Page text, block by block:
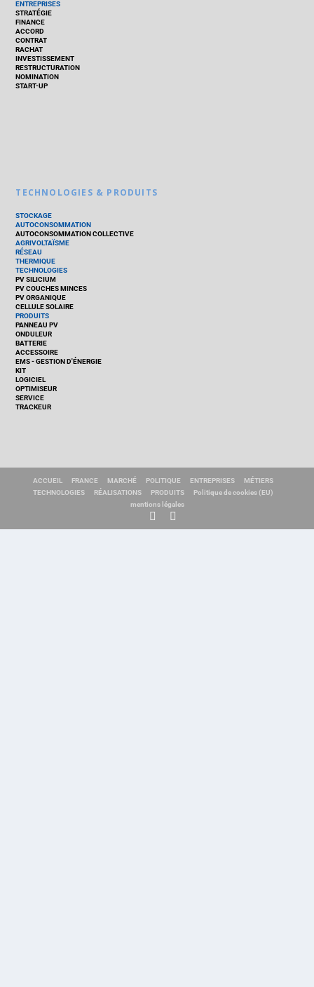
ENTREPRISES
STRATÉGIE
FINANCE
ACCORD
CONTRAT
RACHAT
INVESTISSEMENT
RESTRUCTURATION
NOMINATION
START-UP
TECHNOLOGIES & PRODUITS
STOCKAGE
AUTOCONSOMMATION
AUTOCONSOMMATION COLLECTIVE
AGRIVOLTAÏSME
RÉSEAU
THERMIQUE
TECHNOLOGIES
PV SILICIUM
PV COUCHES MINCES
PV ORGANIQUE
CELLULE SOLAIRE
PRODUITS
PANNEAU PV
ONDULEUR
BATTERIE
ACCESSOIRE
EMS - GESTION D'ÉNERGIE
KIT
LOGICIEL
OPTIMISEUR
SERVICE
TRACKEUR
ACCUEIL FRANCE MARCHÉ POLITIQUE ENTREPRISES
MÉTIERS
TECHNOLOGIES
RÉALISATIONS PRODUITS
Politique de cookies (EU)
mentions légales